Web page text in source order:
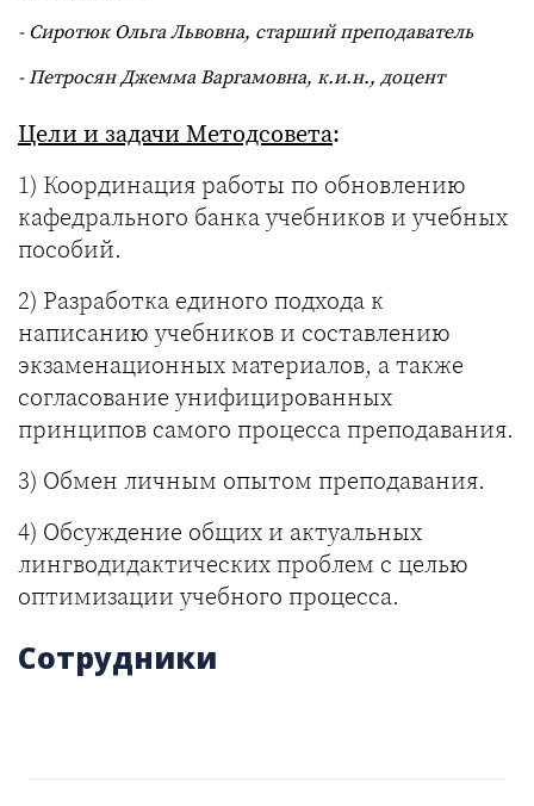
- Сиротюк Ольга Львовна, старший преподаватель
- Петросян Джемма Варгамовна, к.и.н., доцент
Цели и задачи Методсовета:
1) Координация работы по обновлению
кафедрального банка учебников и учебных
пособий.
2) Разработка единого подхода к
написанию учебников и составлению
экзаменационных материалов, а также
согласование унифицированных
принципов самого процесса преподавания.
3) Обмен личным опытом преподавания.
4) Обсуждение общих и актуальных
лингводидактических проблем с целью
оптимизации учебного процесса.
Сотрудники